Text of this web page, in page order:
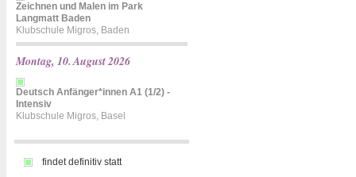
Zeichnen und Malen im Park
Langmatt Baden
Klubschule Migros, Baden
Montag, 10. August 2026
Deutsch Anfänger*innen A1 (1/2) -
Intensiv
Klubschule Migros, Basel
findet definitiv statt